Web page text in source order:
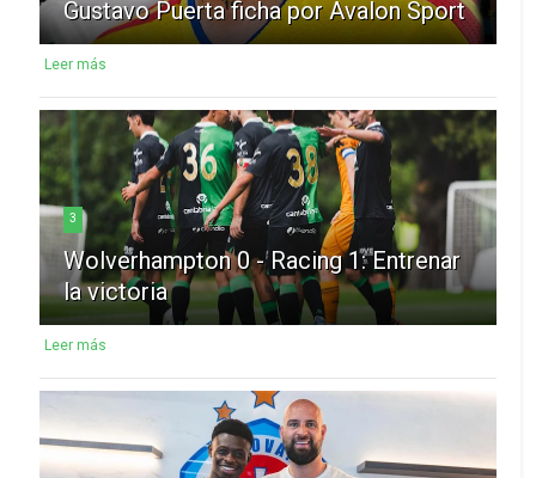
Gustavo Puerta ficha por Avalon Sport
Leer más
3
Wolverhampton 0 - Racing 1: Entrenar
la victoria
Leer más